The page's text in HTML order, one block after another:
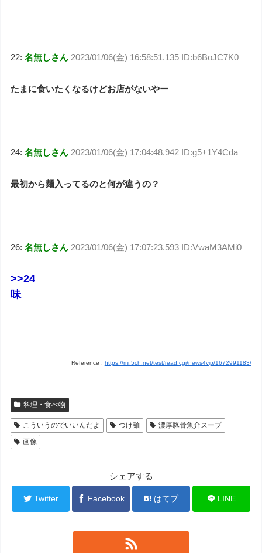
22:名無しさん 2023/01/06(金) 16:58:51.135 ID:b6BoJC7K0
たまに食いたくなるけどお店がないやー
24:名無しさん 2023/01/06(金) 17:04:48.942 ID:g5+1Y4Cda
最初から麺入ってるのと何が違うの？
26:名無しさん 2023/01/06(金) 17:07:23.593 ID:VwaM3AMi0
>>24
味
Reference : https://mi.5ch.net/test/read.cgi/news4vip/1672991183/
料理・食べ物
こういうのでいいんだよ つけ麺
濃厚豚骨魚介スープ
画像
シェアする
Twitter Facebook はてブ LINE